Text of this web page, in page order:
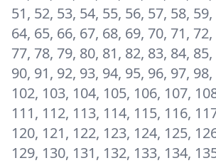
51, 52, 53, 54, 55, 56, 57, 58,
64, 65, 66, 67, 68, 69, 70, 71,
77, 78, 79, 80, 81, 82, 83, 84,
90, 91, 92, 93, 94, 95, 96, 97,
102, 103, 104, 105, 106, 107,
111, 112, 113, 114, 115, 116,
120, 121, 122, 123, 124, 125,
129, 130, 131, 132, 133, 134,